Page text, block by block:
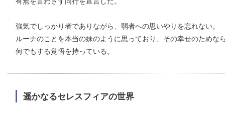
強気でしっかり者でありながら、弱者への思いやりを忘れない。
ルーナのことを本当の妹のように思っており、その幸せのためな
何でもする覚悟を持っている。
遥かなるセレスフィアの世界